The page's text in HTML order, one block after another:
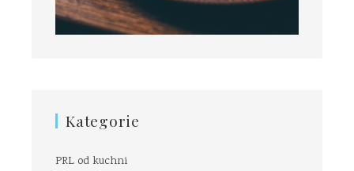
Kategorie
PRL od kuchni